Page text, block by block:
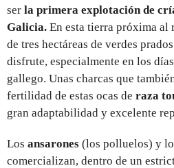
ser la primera explotación de
Galicia. En esta tierra próxima al
de tres hectáreas de verdes
disfrute, especialmente en los
gallego. Unas charcas que
fertilidad de estas ocas de raza
gran adaptabilidad y excelente
Los ansarones (los polluelos) y
comercializan, dentro de un